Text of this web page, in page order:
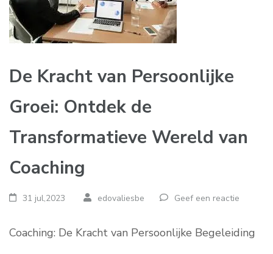
De Kracht van Persoonlijke
Groei: Ontdek de
Transformatieve Wereld van
Coaching
31 jul,2023 edovaliesbe Geef een reactie
Coaching: De Kracht van Persoonlijke Begeleiding